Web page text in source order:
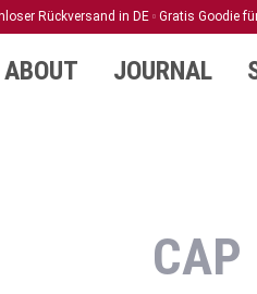
Rückversand in DE Gratis Goodie
ABOUT JOURNAL